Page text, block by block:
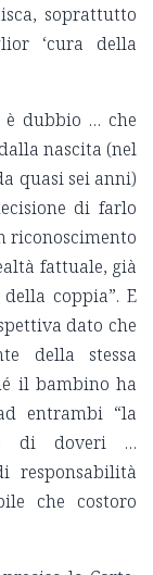
soprattutto
‘cura della
dubbio … che
nascita (nel
quasi sei anni)
di farlo
riconoscimento
fattuale, già
coppia”. E
dato che
della stessa
il bambino ha
entrambi “la
di doveri …
responsabilità
che costoro